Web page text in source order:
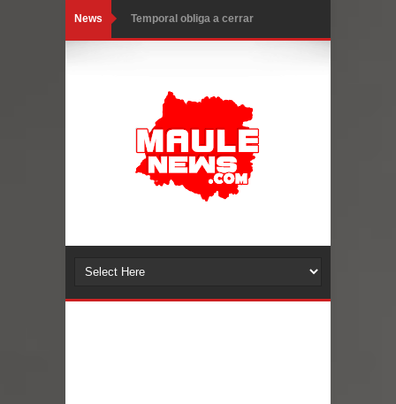
News Temporal obliga a cerrar
Chancho en Talca tras caída de
ramas cerca de carpas
Miles llegan a la Plaza de Armas de
Talca en el inicio de la Fiesta del
Torneo de Asadores reúne a 13